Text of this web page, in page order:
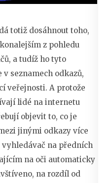
totiž dosáhnout toho,
z pohledu
a tudíž ho tyto
seznamech odkazů,
veřejnosti. A protože
lidé na internetu
objevit to, co je
jinými odkazy více
vyhledávač na předních
na oči automaticky
na rozdíl od